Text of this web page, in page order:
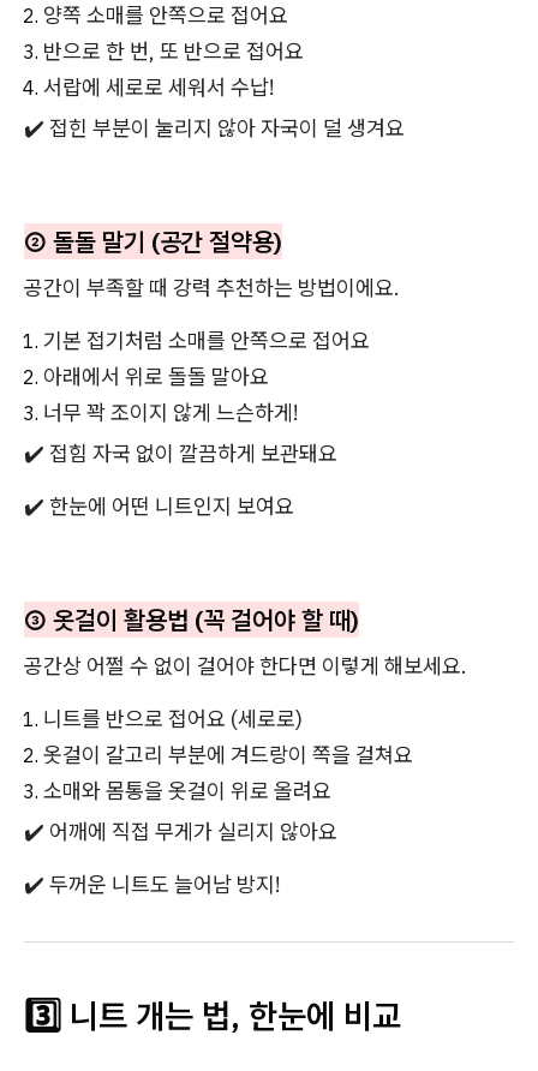
양쪽 소매를 안쪽으로 접어요
반으로 한 번, 또 반으로 접어요
서랍에 세로로 세워서 수납!
✔️ 접힌 부분이 눌리지 않아 자국이 덜 생겨요
② 돌돌 말기 (공간 절약용)
공간이 부족할 때 강력 추천하는 방법이에요.
기본 접기처럼 소매를 안쪽으로 접어요
아래에서 위로 돌돌 말아요
너무 꽉 조이지 않게 느슨하게!
✔️ 접힘 자국 없이 깔끔하게 보관돼요
✔️ 한눈에 어떤 니트인지 보여요
③ 옷걸이 활용법 (꼭 걸어야 할 때)
공간상 어쩔 수 없이 걸어야 한다면 이렇게 해보세요.
니트를 반으로 접어요 (세로로)
옷걸이 갈고리 부분에 겨드랑이 쪽을 걸쳐요
소매와 몸통을 옷걸이 위로 올려요
✔️ 어깨에 직접 무게가 실리지 않아요
✔️ 두꺼운 니트도 늘어남 방지!
3️⃣ 니트 개는 법, 한눈에 비교